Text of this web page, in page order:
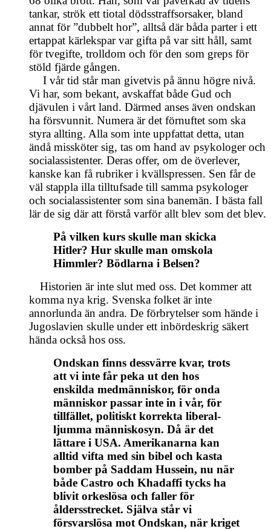
tankar, strök ett tiotal dödsstraffsorsaker, bland
annat för ”dubbelt hor”, alltså där båda parter i ett
ertappat kärlekspar var gifta på var sitt håll, samt
för tvegifte, trolldom och för den som greps för
stöld fjärde gången.
I vår tid står man givetvis på ännu högre nivå.
Vi har, som bekant, avskaffat både Gud och
djävulen i vårt land. Därmed anses även ondskan
ha försvunnit. Numera är det förnuftet som ska
styra allting. Alla som inte uppfattat detta, utan
ändå missköter sig, tas om hand av psykologer och
socialassistenter. Deras offer, om de överlever,
kanske kan få rubriker i kvällspressen. Sen får de
väl stappla illa tilltufsade till samma psykologer
och socialassistenter som sina banemän. I bästa fall
lär de sig där att förstå varför allt blev som det blev.
På vilken kurs skulle man skicka
Hitler? Hur skulle man omskola
Himmler? Bödlarna i Belsen?
Historien är inte slut med oss. Det kommer att
komma nya krig. Svenska folket är inte
annorlunda än andra. De förbrytelser som hände i
Jugoslavien skulle under ett inbördeskrig säkert
hända också hos oss.
Ondskan finns dessvärre kvar, trots
att vi inte får peka ut den hos
enskilda medmänniskor, för onda
människor passar inte in i vår, för
tillfället, politiskt korrekta liberal-
ljumma människosyn. Då är det
lättare i USA. Amerikanarna kan
alltid vifta med sin bibel och kasta
bomber på Saddam Hussein, nu när
både Castro och Khadaffi tycks ha
blivit orkeslösa och faller för
åldersstrecket. Själva står vi
försvarslösa mot Ondskan, när kriget